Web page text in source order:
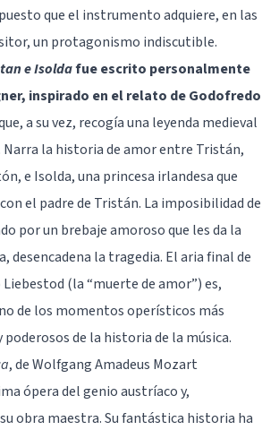
que el instrumento adquiere, en las
un protagonismo indiscutible.
e Isoldafue escrito personalmente
inspirado en el relato de Godofredo
a su vez, recogía una leyenda medieval
la historia de amor entre Tristán,
e Isolda, una princesa irlandesa que
el padre de Tristán. La imposibilidad de
por un brebaje amoroso que les da la
desencadena la tragedia. El aria final de
(la “muerte de amor”) es,
de los momentos operísticos más
de la historia de la música.
, de Wolfgang Amadeus Mozart
ópera del genio austríaco y,
obra maestra. Su fantástica historia ha